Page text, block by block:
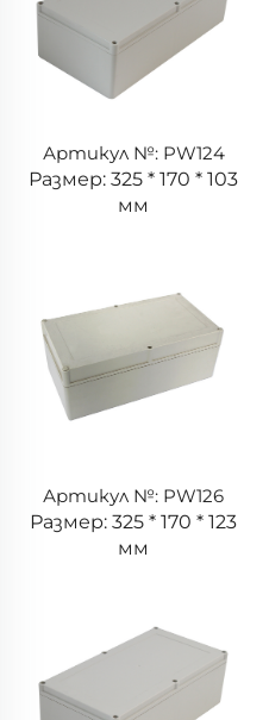
Артикул №: PW124
Размер: 325 * 170 * 103
мм
Артикул №: PW126
Размер: 325 * 170 * 123
мм